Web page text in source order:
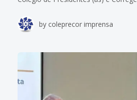
em João Pessoa (PB) Representantes
by coleprecor imprensa